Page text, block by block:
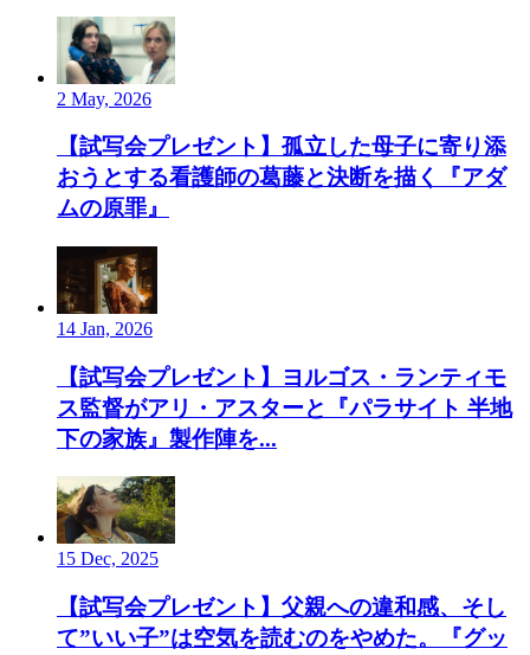
2 May, 2026
【試写会プレゼント】孤立した母子に寄り添
おうとする看護師の葛藤と決断を描く『アダ
ムの原罪』
14 Jan, 2026
【試写会プレゼント】ヨルゴス・ランティモ
ス監督がアリ・アスターと『パラサイト 半地
下の家族』製作陣を...
15 Dec, 2025
【試写会プレゼント】父親への違和感、そし
て”いい子”は空気を読むのをやめた。『グッ